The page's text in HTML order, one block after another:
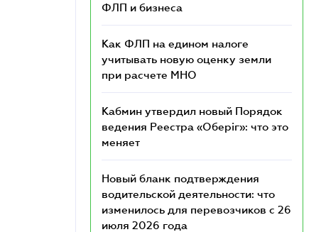
ФЛП и бизнеса
Как ФЛП на едином налоге
учитывать новую оценку земли
при расчете МНО
Кабмин утвердил новый Порядок
ведения Реестра «Оберіг»: что это
меняет
Новый бланк подтверждения
водительской деятельности: что
изменилось для перевозчиков с 26
июля 2026 года